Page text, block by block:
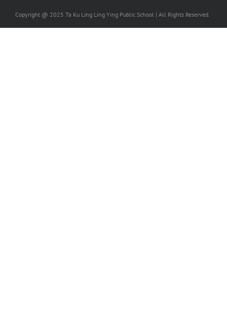
Copyright @ 2025 Ta Ku Ling Ling Ying Public School | All Rights Reserved.